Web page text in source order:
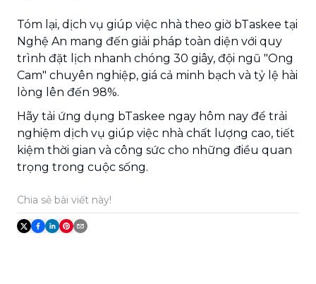
Tóm lại, dịch vụ giúp việc nhà theo giờ bTaskee tại
Nghệ An mang đến giải pháp toàn diện với quy
trình đặt lịch nhanh chóng 30 giây, đội ngũ "Ong
Cam" chuyên nghiệp, giá cả minh bạch và tỷ lệ hài
lòng lên đến 98%.
Hãy tải ứng dụng bTaskee ngay hôm nay để trải
nghiệm dịch vụ giúp việc nhà chất lượng cao, tiết
kiệm thời gian và công sức cho những điều quan
trọng trong cuộc sống.
Chia sẻ bài viết này!